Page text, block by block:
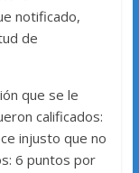
notificado,
de
que se le
calificados:
injusto que no
6 puntos por